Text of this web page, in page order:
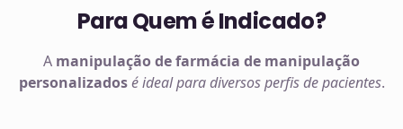
Para Quem é Indicado?
A manipulação defarmácia de manipulação
personalizados é ideal para diversos perfis de pacientes.